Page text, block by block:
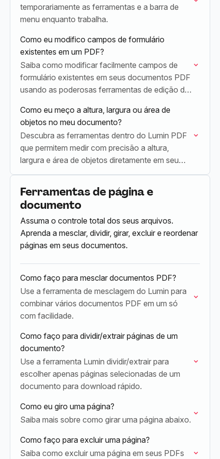
temporariamente as ferramentas e a barra de
menu enquanto trabalha.
Como eu modifico campos de formulário
existentes em um PDF?
Saiba como modificar facilmente campos de
formulário existentes em seus documentos PDF
usando as poderosas ferramentas de edição do
Como eu meço a altura, largura ou área de
objetos no meu documento?
Descubra as ferramentas dentro do Lumin PDF
que permitem medir com precisão a altura,
largura e área de objetos diretamente em seu
documento PDF.
Ferramentas de página e
documento
Assuma o controle total dos seus arquivos.
Aprenda a mesclar, dividir, girar, excluir e reordenar
páginas em seus documentos.
Como faço para mesclar documentos PDF?
Use a ferramenta de mesclagem do Lumin para
combinar vários documentos PDF em um só
com facilidade.
Como faço para dividir/extrair páginas de um
documento?
Use a ferramenta Lumin dividir/extrair para
escolher apenas páginas selecionadas de um
documento para download rápido.
Como eu giro uma página?
Saiba mais sobre como girar uma página abaixo.
Como faço para excluir uma página?
Saiba como excluir uma página em seus PDFs